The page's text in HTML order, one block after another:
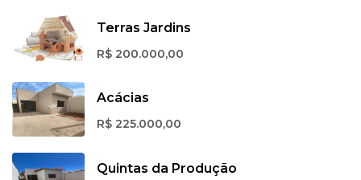
Terras Jardins
R$ 200.000,00
Acácias
R$ 225.000,00
Quintas da Produção